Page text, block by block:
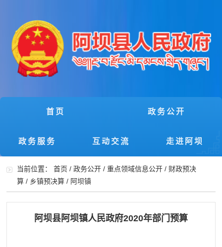
首页 政务公开
政务服务 互动交流 走进阿坝
当前位置：首页 /政务公开 /重点领域信息公开 / 财政预决
算 / 乡镇预决算 / 阿坝镇
阿坝县阿坝镇人民政府2020年部门预算